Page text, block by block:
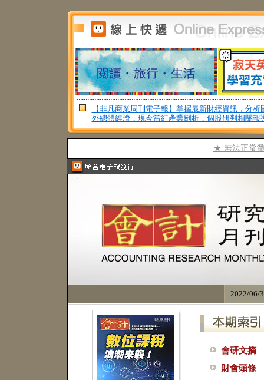
【非凡商業周刊電子報】掌握最新財經資訊，分析
外總體經濟，現今當紅產業剖析，個股研判相關報
★ 無法正常
2022/06/
會研文摘
財會頭條